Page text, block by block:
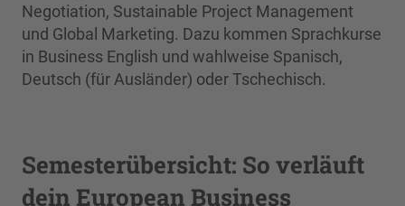
Negotiation, Sustainable Project Management
und Global Marketing. Dazu kommen Sprachkurse
in Business English und wahlweise Spanisch,
Deutsch (für Ausländer) oder Tschechisch.
Semesterübersicht: So verläuft
dein European Business